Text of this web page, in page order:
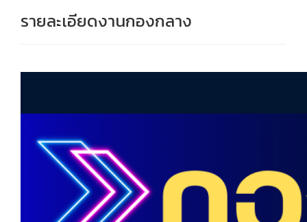
รายละเอียดงานกองกลาง